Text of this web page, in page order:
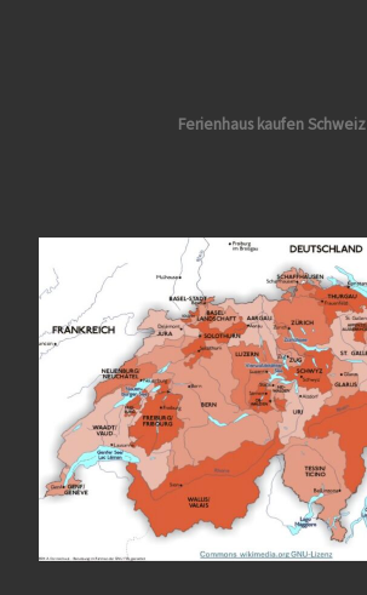
Ferienhaus kaufen Schweiz